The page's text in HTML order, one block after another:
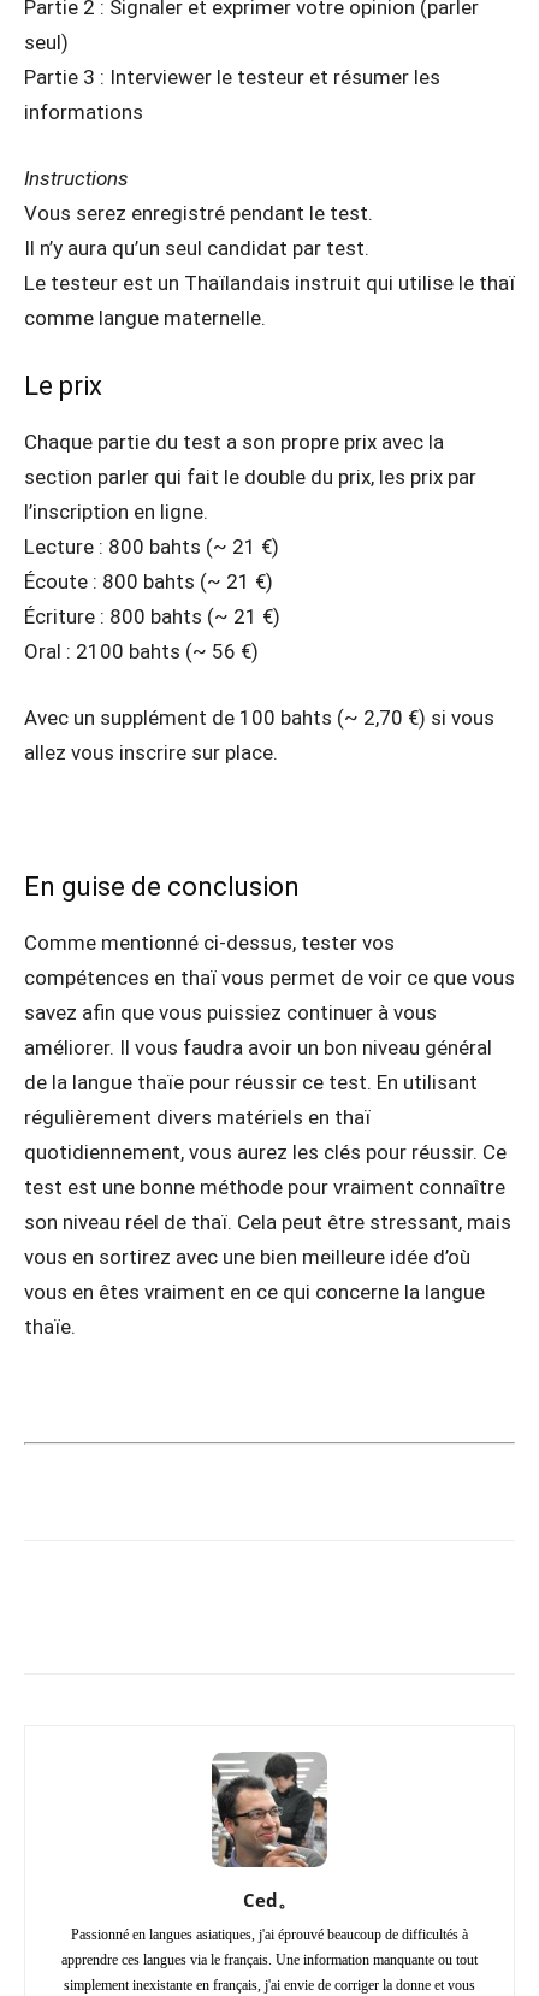
Partie 2 : Signaler et exprimer votre opinion (parler
seul)
Partie 3 : Interviewer le testeur et résumer les
informations
Instructions
Vous serez enregistré pendant le test.
Il n’y aura qu’un seul candidat par test.
Le testeur est un Thaïlandais instruit qui utilise le thaï
comme langue maternelle.
Le prix
Chaque partie du test a son propre prix avec la
section parler qui fait le double du prix, les prix par
l’inscription en ligne.
Lecture : 800 bahts (~ 21 €)
Écoute : 800 bahts (~ 21 €)
Écriture : 800 bahts (~ 21 €)
Oral : 2100 bahts (~ 56 €)
Avec un supplément de 100 bahts (~ 2,70 €) si vous
allez vous inscrire sur place.
En guise de conclusion
Comme mentionné ci-dessus, tester vos
compétences en thaï vous permet de voir ce que vous
savez afin que vous puissiez continuer à vous
améliorer. Il vous faudra avoir un bon niveau général
de la langue thaïe pour réussir ce test. En utilisant
régulièrement divers matériels en thaï
quotidiennement, vous aurez les clés pour réussir. Ce
test est une bonne méthode pour vraiment connaître
son niveau réel de thaï. Cela peut être stressant, mais
vous en sortirez avec une bien meilleure idée d’où
vous en êtes vraiment en ce qui concerne la langue
thaïe.
Ced。
Passionné en langues asiatiques, j'ai éprouvé beaucoup de difficultés à
apprendre ces langues via le français. Une information manquante ou tout
simplement inexistante en français, j'ai envie de corriger la donne et vous